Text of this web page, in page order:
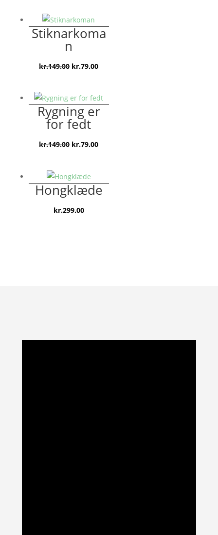
Stiknarkoma
n
kr.149.00 Den
var:
kr.149.00.
kr.79.00Den
er:
Rygning er
for fedt
kr.149.00 Den
var:
kr.149.00.
kr.79.00Den
er:
kr.79.00.
Hongklæde
kr.299.00